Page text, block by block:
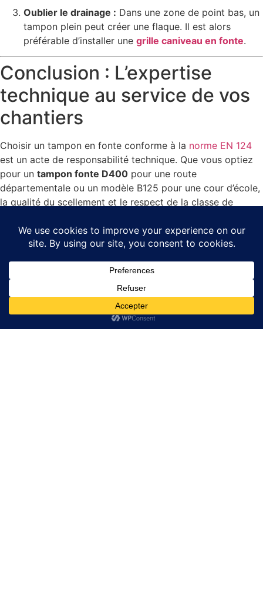
Oublier le drainage : Dans une zone de point bas, un
tampon plein peut créer une flaque. Il est alors
préférable d’installer une grille caniveau en fonte.
Conclusion : L’expertise
technique au service de vos
chantiers
Choisir un tampon en fonte conforme à la norme EN 124
est un acte de responsabilité technique. Que vous optiez
pour un tampon fonte D400 pour une route
départementale ou un modèle B125 pour une cour d’école,
la qualité du scellement et le respect de la classe de
Pour compléter vos installations, pensez à harmoniser vos
accès. Une trappe de visite adaptée sera nécessaire pour
vos zones techniques intérieures, tandis qu’un
fonte carré 1000×1000 C250
vos regards de réseaux les plus importants.